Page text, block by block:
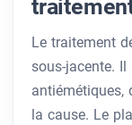
Le traitement
sous-jacente. Il
antiémétiques,
la cause. Le